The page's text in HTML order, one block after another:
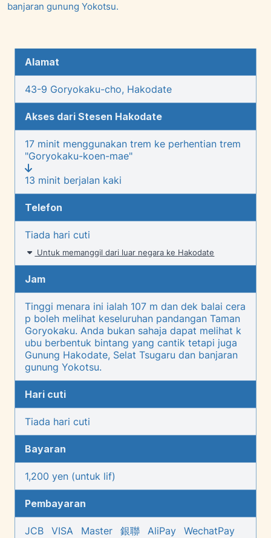
banjaran gunung Yokotsu.
Alamat
43-9 Goryokaku-cho, Hakodate
Akses dari Stesen Hakodate
17 minit menggunakan trem ke perhentian trem
"Goryokaku-koen-mae"
13 minit berjalan kaki
Telefon
Tiada hari cuti
Untuk memanggil dari luar negara ke Hakodate
Jam
Tinggi menara ini ialah 107 m dan dek balai cera
p boleh melihat keseluruhan pandangan Taman
Goryokaku. Anda bukan sahaja dapat melihat k
ubu berbentuk bintang yang cantik tetapi juga
Gunung Hakodate, Selat Tsugaru dan banjaran
gunung Yokotsu.
Hari cuti
Tiada hari cuti
Bayaran
1,200 yen (untuk lif)
Pembayaran
JCB VISA Master 銀聯 AliPay WechatPay